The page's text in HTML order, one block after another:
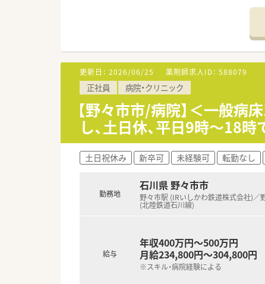
■患者様に安心して快適に過ご
きの相談カウンター、キッズス
更新日： 2026/06/25 薬剤師求人ID： 588079
正社員 病院・クリニック
【野々市市/病院】＜一般
し、土日休、平日9時～18
土日祝休み 新卒可 未経験可 転勤なし
勤務地
石川県 野々市市
野々市駅 (IRいしかわ鉄道株式会社)／
(北陸鉄道石川線)
給与
年収400万円～500万円
月給234,800円～304,800円
※スキル・病院経験による